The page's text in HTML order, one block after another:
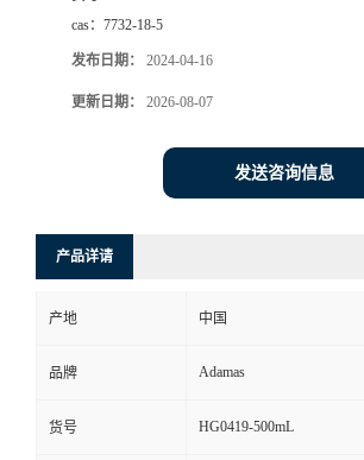
cas： 7732-18-5
发布日期： 2024-04-16
更新日期： 2026-08-07
发送咨询信息
产品详请
产地 中国
品牌 Adamas
货号 HG0419-500mL